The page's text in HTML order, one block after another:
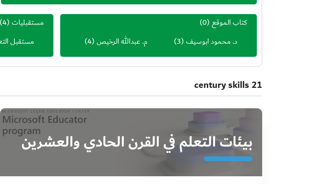
كتاب الموقع (0)
د. محمود ابوسيف(3) م. عبدالله الرخيص(4)
مستقبليات(4)
مستقبل
21 century skills
بيئات التعلم في القرن الحادي والعشرين